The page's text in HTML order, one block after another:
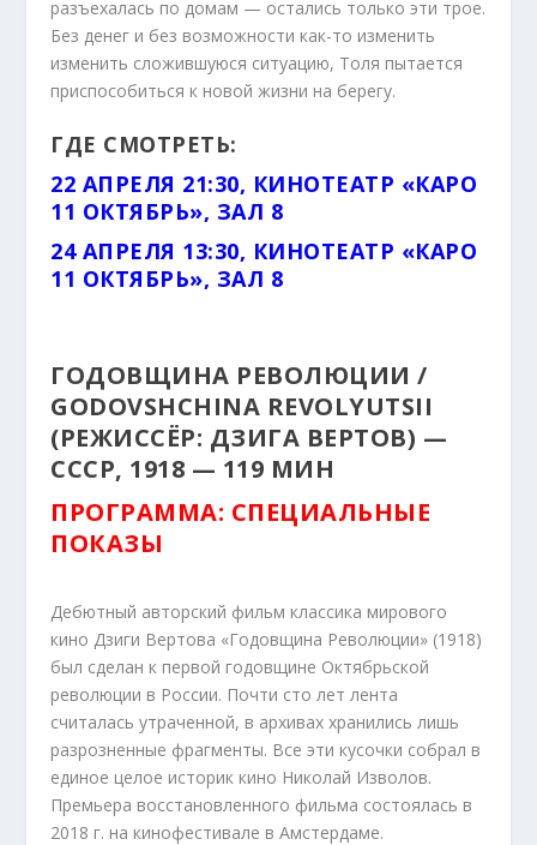
разъехалась по домам — остались только эти трое.
Без денег и без возможности как-то изменить
изменить сложившуюся ситуацию, Толя пытается
приспособиться к новой жизни на берегу.
ГДЕ СМОТРЕТЬ:
22 АПРЕЛЯ 21:30, КИНОТЕАТР «КАРО
11 ОКТЯБРЬ», ЗАЛ 8
24 АПРЕЛЯ 13:30, КИНОТЕАТР «КАРО
11 ОКТЯБРЬ», ЗАЛ 8
ГОДОВЩИНА РЕВОЛЮЦИИ /
GODOVSHCHINA REVOLYUTSII
(РЕЖИССЁР: ДЗИГА ВЕРТОВ) —
СССР, 1918 — 119 МИН
ПРОГРАММА: СПЕЦИАЛЬНЫЕ
ПОКАЗЫ
Дебютный авторский фильм классика мирового
кино Дзиги Вертова «Годовщина Революции» (1918)
был сделан к первой годовщине Октябрьской
революции в России. Почти сто лет лента
считалась утраченной, в архивах хранились лишь
разрозненные фрагменты. Все эти кусочки собрал в
единое целое историк кино Николай Изволов.
Премьера восстановленного фильма состоялась в
2018 г. на кинофестивале в Амстердаме.